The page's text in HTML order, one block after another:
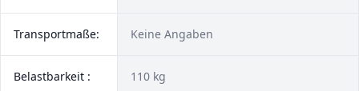
Transportmaße: Keine Angaben
Belastbarkeit : 110 kg